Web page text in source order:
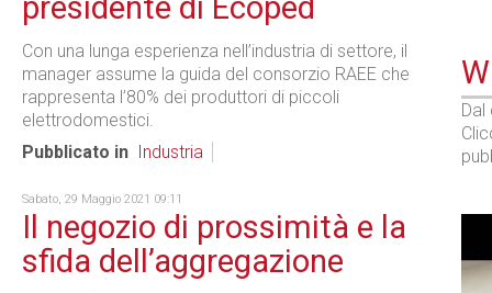
presidente di Ecoped
Con una lunga esperienza nell’industria di settore, il
manager assume la guida del consorzio RAEE che
rappresenta l’80% dei produttori di piccoli
elettrodomestici.
Pubblicato in
Industria
Sabato, 29 Maggio 2021 09:11
Il negozio di prossimità e la
sfida dell’aggregazione